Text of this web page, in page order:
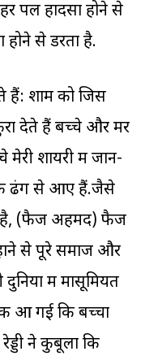
पल हादसा होने से
होने से डरता है.
हैं: शाम को जिस
देते हैं बच्चे और मर
मेरी शायरी में जान-
ढंग से आए हैं.जैसे
है, (फैज अहमद) फैज
से पूरे समाज और
में मासूमियत
आ गई कि बच्चा
ने कुबूला कि